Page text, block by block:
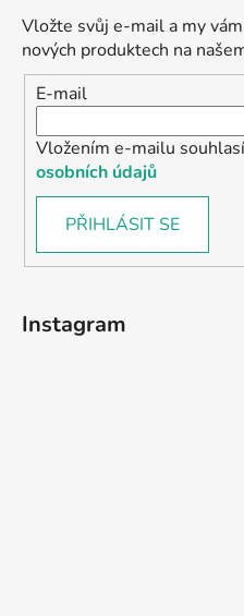
Vložte svůj e-mail a my
nových produktech na
E-mail
Vložením e-mailu
osobních údajů
PŘIHLÁSIT SE
Instagram